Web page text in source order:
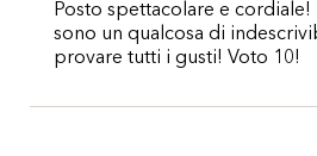
Posto spettacolare e cordiale!
sono un qualcosa di
provare tutti i gusti! Voto 10!